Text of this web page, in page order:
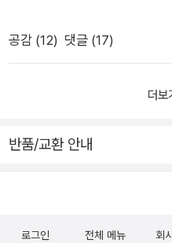
그들을 이해하지 못했다. 그러
가 들면, 더 많은 사람들을 이
책장 가득 꽂힌 책들 중 우리
데집 구경하느라 지금 기억나
결되었으니 이제 마음대로 호
라고 할까요? 은근히책 읽기
로 받아들이고 있는 문제들을
2불멸의 신성가족 / 김두식 /
맞게 고민해보니 노 전대통령
김두식 교수의 [불멸의 신성가
지식e / EBS 지식채널e / 북
기들이 모두 있는것 같은데
점이 아니어서 그럴 수도 있다
권 눈에 띄었다. 다소의 실망을
책들이나 읽어볼까 마음 먹었
이 <장정일의 독서일기7>(랜
정일을 들먹이니까 왠지 파란
겠고). 그의 책 <장정일의 공
년말에 구입했었으니까 1년
의 분량이 두껍다고는 할 수
공감 (12) 댓글 (17)
더보
반품/교환 안내
로그인 전체 메뉴 회